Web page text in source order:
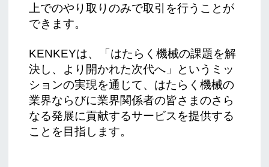
上でのやり取りのみで取引を行うことが
できます。
KENKEYは、「はたらく機械の課題を解
決し、より開かれた次代へ」というミッ
ションの実現を通じて、はたらく機械の
業界ならびに業界関係者の皆さまのさら
なる発展に貢献するサービスを提供する
ことを目指します。